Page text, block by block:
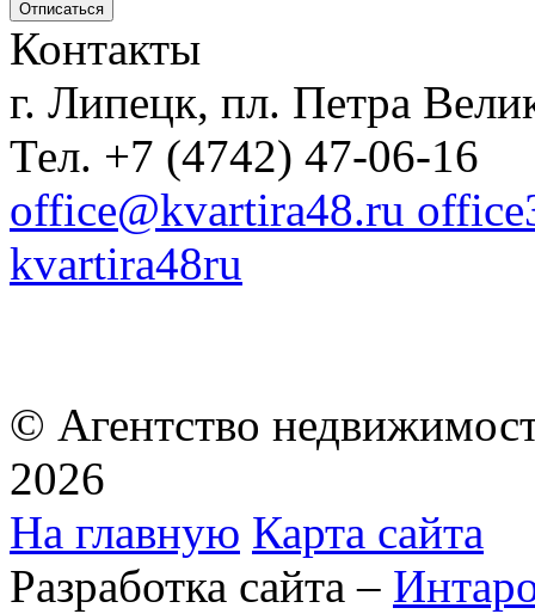
Контакты
г. Липецк, пл. Петра
Тел. +7 (4742) 47-06-16
office@kvartira48.ru
kvartira48ru
© Агентство
2026
На главную Карта сайта
Разработка сайта –